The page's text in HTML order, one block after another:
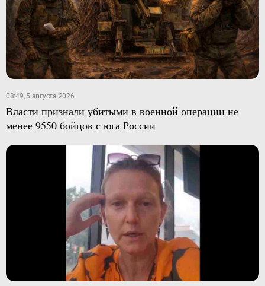
08:49, 5 августа 2026
Власти признали убитыми в военной операции не
менее 9550 бойцов с юга России